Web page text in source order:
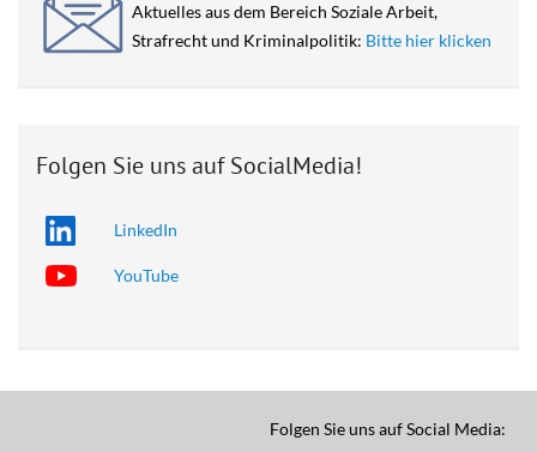
Aktuelles aus dem Bereich Soziale Arbeit,
Strafrecht und Kriminalpolitik: Bitte hier klicken
Folgen Sie uns auf SocialMedia!
LinkedIn
YouTube
Folgen Sie uns auf Social Media: